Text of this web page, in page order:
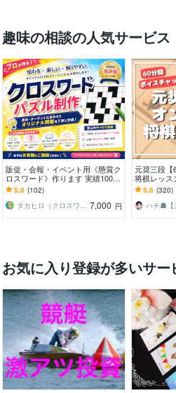
趣味の相談の人気サービス
販促・会報・イベント用《懸賞ク
ロスワード》作ります 実績100件
+｜商用利用OK。連載も特急もプ
ラチナ作家が対応
5.0 (102)
タカヒロ（クロスワード作家） 7,000 円
元奨三段【
将棋レッス
迎♪貴方に
スンで手助
5.0 (320)
お気に入り登録が多いサー